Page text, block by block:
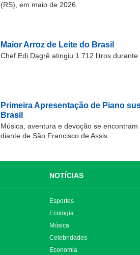
(RS), em maio de 2026.
Maior Arroz de Leite do Brasil
Chef Edi Dagrê atingiu 1.712 litros
Primeira Apresentação de Piano
Brasil
Música, aventura e devoção se
diante de São Francisco de Assis.
NOTÍCIAS
Esportes
Ecologia
Música
Celebridades
Economia